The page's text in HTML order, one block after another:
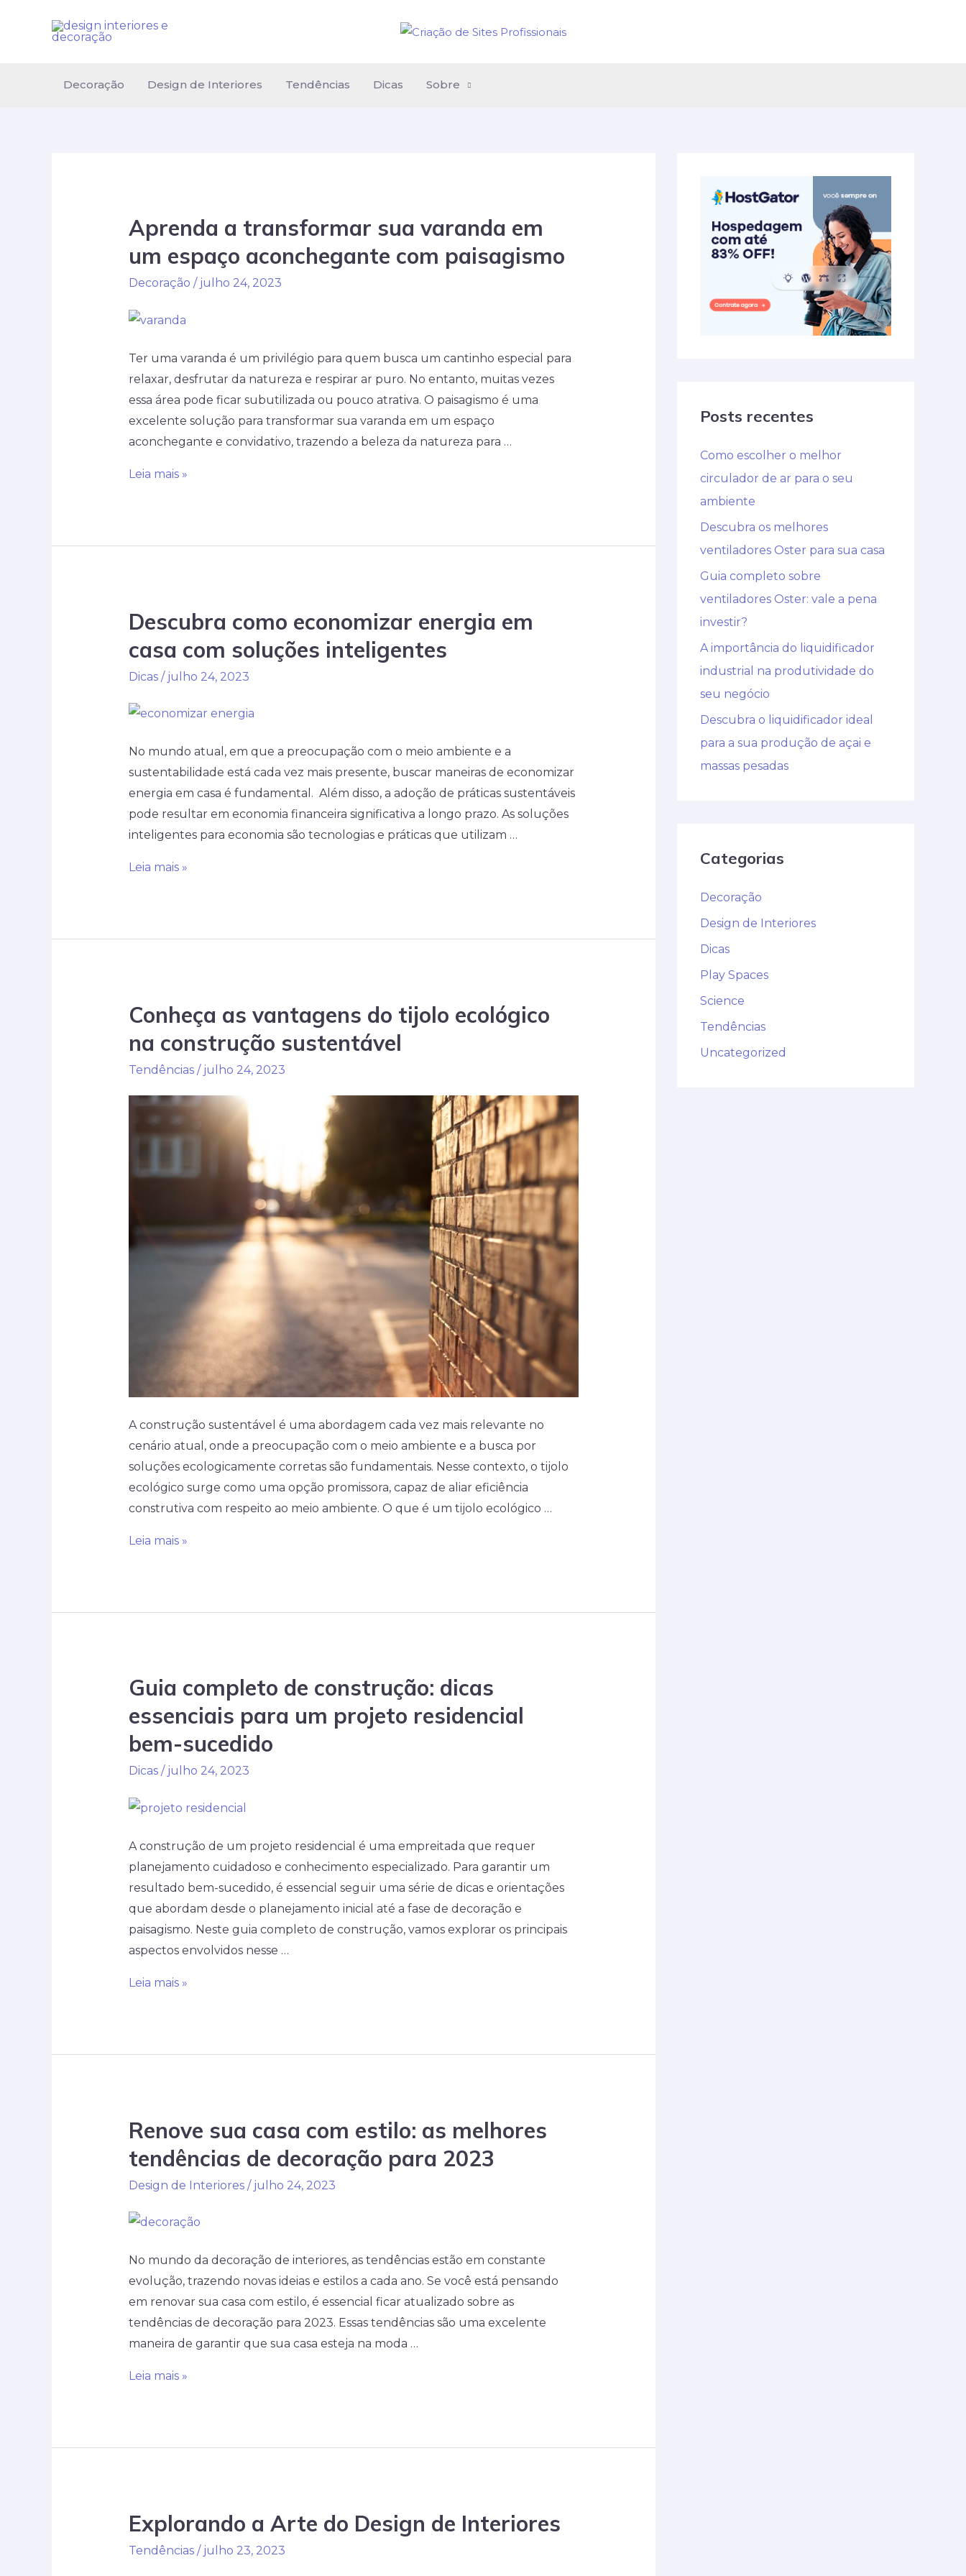
Decoração
Design de Interiores Tendências Dicas Sobre
Aprenda a transformar sua varanda em
um espaço aconchegante com paisagismo
Decoração / julho 24, 2023
Ter uma varanda é um privilégio para quem busca um cantinho especial para
relaxar, desfrutar da natureza e respirar ar puro. No entanto, muitas vezes
essa área pode ficar subutilizada ou pouco atrativa. O paisagismo é uma
excelente solução para transformar sua varanda em um espaço
aconchegante e convidativo, trazendo a beleza da natureza para …
Aprenda
espaço
com
paisagismo
Leia mais »
Descubra como economizar energia em
casa com soluções inteligentes
Dicas/ julho 24, 2023
No mundo atual, em que a preocupação com o meio ambiente e a
sustentabilidade está cada vez mais presente, buscar maneiras de economizar
energia em casa é fundamental. Além disso, a adoção de práticas sustentáveis
pode resultar em economia financeira significativa a longo prazo. As soluções
inteligentes para economia são tecnologias e práticas que utilizam …
Descubra
soluções
Leia mais »
Conheça as vantagens do tijolo ecológico
na construção sustentável
Tendências/ julho 24, 2023
A construção sustentável é uma abordagem cada vez mais relevante no
cenário atual, onde a preocupação com o meio ambiente e a busca por
soluções ecologicamente corretas são fundamentais. Nesse contexto, o tijolo
ecológico surge como uma opção promissora, capaz de aliar eficiência
construtiva com respeito ao meio ambiente. O que é um tijolo ecológico …
Conheça
construção
Leia mais »
Guia completo de construção: dicas
essenciais para um projeto residencial
bem-sucedido
Dicas/ julho 24, 2023
A construção de um projeto residencial é uma empreitada que requer
planejamento cuidadoso e conhecimento especializado. Para garantir um
resultado bem-sucedido, é essencial seguir uma série de dicas e orientações
que abordam desde o planejamento inicial até a fase de decoração e
paisagismo. Neste guia completo de construção, vamos explorar os principais
aspectos envolvidos nesse …
Guia
um
projeto
residencial
bem-
sucedido
Leia mais »
Renove sua casa com estilo: as melhores
tendências de decoração para 2023
Design de Interiores/ julho 24, 2023
No mundo da decoração de interiores, as tendências estão em constante
evolução, trazendo novas ideias e estilos a cada ano. Se você está pensando
em renovar sua casa com estilo, é essencial ficar atualizado sobre as
tendências de decoração para 2023. Essas tendências são uma excelente
maneira de garantir que sua casa esteja na moda …
Renove
tendências
Leia mais »
Explorando a Arte do Design de Interiores
Tendências/ julho 23, 2023
Posts recentes
Como escolher o melhor
circulador de ar para o seu
ambiente
Descubra os melhores
ventiladores Oster para sua casa
Guia completo sobre
ventiladores Oster: vale a pena
investir?
A importância do liquidificador
industrial na produtividade do
seu negócio
Descubra o liquidificador ideal
para a sua produção de açai e
massas pesadas
Categorias
Decoração
Design de Interiores
Dicas
Play Spaces
Science
Tendências
Uncategorized